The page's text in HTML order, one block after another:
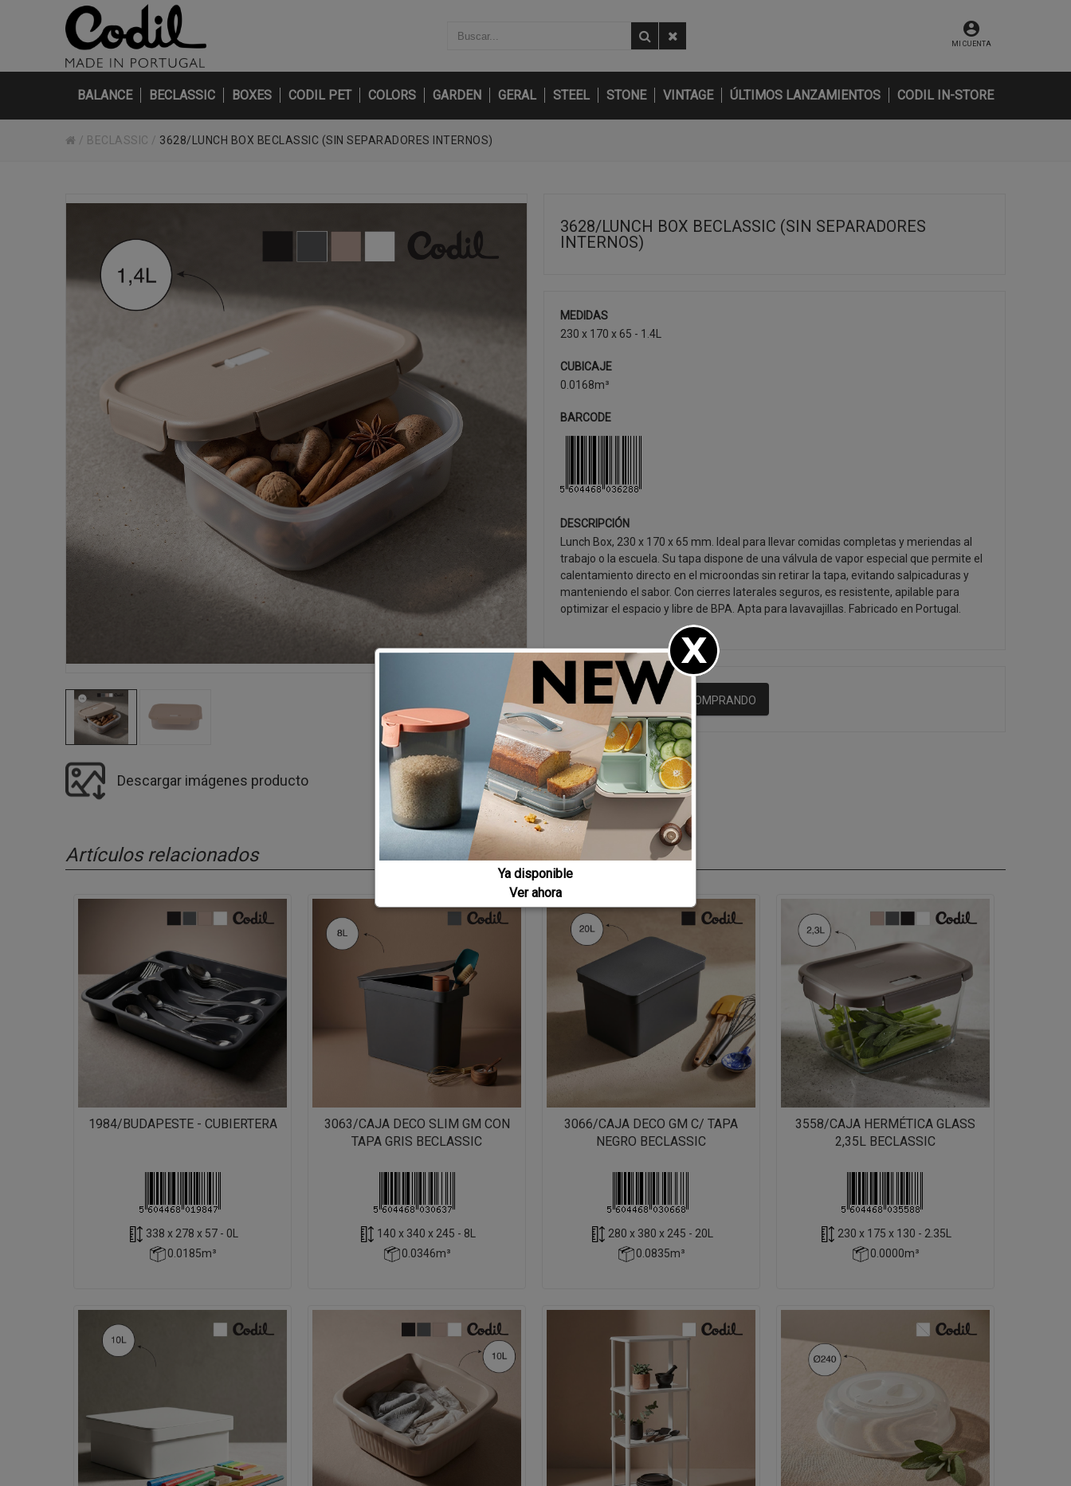
MI CUENTA
BALANCE BECLASSIC BOXES CODIL PET COLORS GARDEN GERAL STEEL STONE VINTAGE ÚLTIMOS LANZAMIENTOS CODIL IN-STORE
/ BECLASSIC / 3628/LUNCH BOX BECLASSIC (SIN SEPARADORES INTERNOS)
Descargar imágenes producto
3628/LUNCH BOX BECLASSIC (SIN SEPARADORES
INTERNOS)
MEDIDAS
230 x 170 x 65 - 1.4L
CUBICAJE
0.0168m³
BARCODE
DESCRIPCIÓN
Lunch Box, 230 x 170 x 65 mm. Ideal para llevar comidas completas y meriendas al
trabajo o la escuela. Su tapa dispone de una válvula de vapor especial que permite el
calentamiento directo en el microondas sin retirar la tapa, evitando salpicaduras y
manteniendo el sabor. Con cierres laterales seguros, es resistente, apilable para
optimizar el espacio y libre de BPA. Apta para lavavajillas. Fabricado en Portugal.
SEGUIR COMPRANDO
Artículos relacionados
1984/BUDAPESTE - CUBIERTERA
338 x 278 x 57 - 0L
0.0185m³
3063/CAJA DECO SLIM GM CON
TAPA GRIS BECLASSIC
140 x 340 x 245 - 8L
0.0346m³
3066/CAJA DECO GM C/ TAPA
NEGRO BECLASSIC
280 x 380 x 245 - 20L
0.0835m³
3558/CAJA HERMÉTICA GLASS
2,35L BECLASSIC
230 x 175 x 130 - 2.35L
0.0000m³
Ya disponible
Ver ahora